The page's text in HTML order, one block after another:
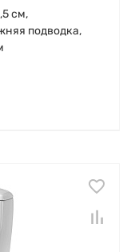
см,
подводка,